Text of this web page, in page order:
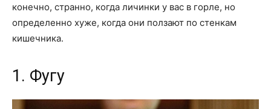
конечно, странно, когда личинки у вас в горле, но
определенно хуже, когда они ползают по стенкам
кишечника.
1. Фугу